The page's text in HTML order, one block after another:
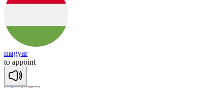
magyar
to appoint